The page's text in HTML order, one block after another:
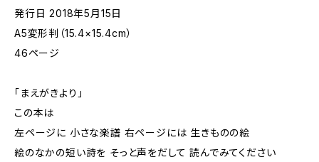
発行日 2018年5月15日
A5変形判（15.4×15.4cm）
46ページ
「まえがきより」
この本は
左ページに 小さな楽譜 右ページには 生きものの絵
絵のなかの短い詩を そっと声をだして 読んでみてください